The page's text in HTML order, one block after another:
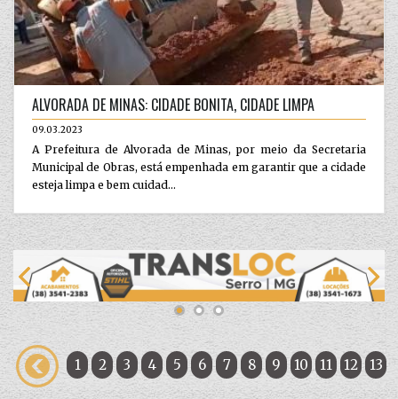
ALVORADA DE MINAS: CIDADE BONITA, CIDADE LIMPA
09.03.2023
A Prefeitura de Alvorada de Minas, por meio da Secretaria
Municipal de Obras, está empenhada em garantir que a cidade
esteja limpa e bem cuidad...
1 2 3 4 5 6 7 8 9 10 11 12 13